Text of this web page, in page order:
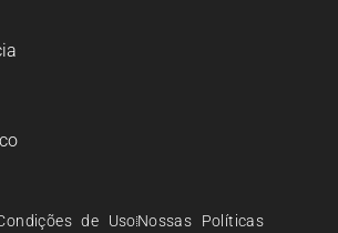
de UsoNossas Políticas